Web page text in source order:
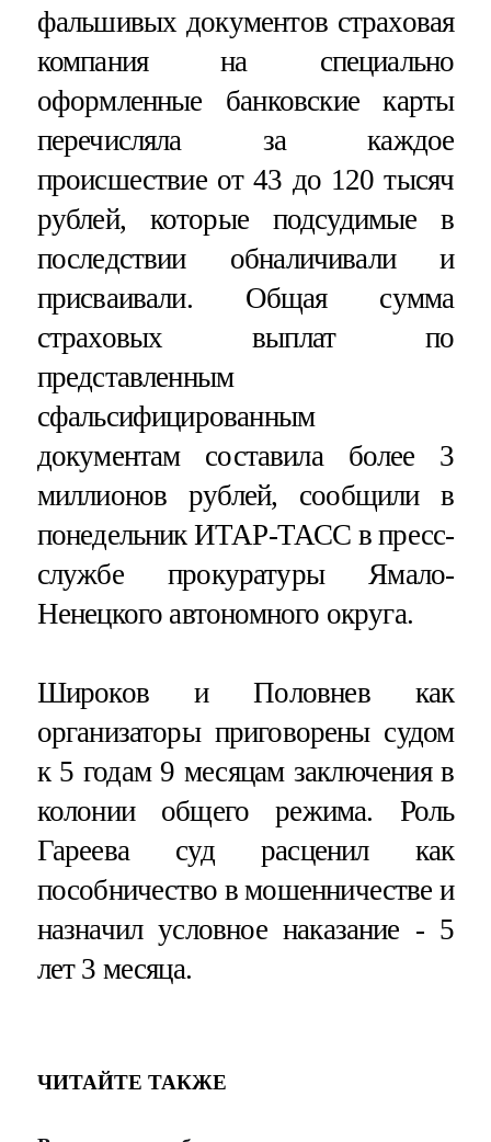
фальшивых документов страховая
компания на специально
оформленные банковские карты
перечисляла за каждое
происшествие от 43 до 120 тысяч
рублей, которые подсудимые в
последствии обналичивали и
присваивали. Общая сумма
страховых выплат по
представленным
сфальсифицированным
документам составила более 3
миллионов рублей, сообщили в
понедельник ИТАР-ТАСС в пресс-
службе прокуратуры Ямало-
Ненецкого автономного округа.
Широков и Половнев как
организаторы приговорены судом
к 5 годам 9 месяцам заключения в
колонии общего режима. Роль
Гареева суд расценил как
пособничество в мошенничестве и
назначил условное наказание - 5
лет 3 месяца.
ЧИТАЙТЕ ТАКЖЕ